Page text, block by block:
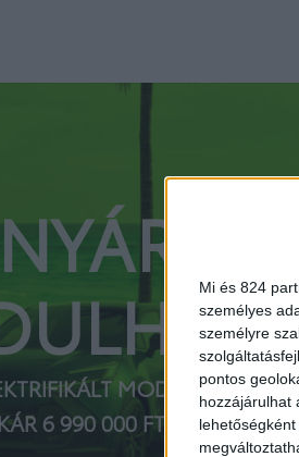
Mi és 824
személyes
személyre
pontos
hozzájárulhat
NYÁR.
MODELLEK
6 990 000 FT-TÓL